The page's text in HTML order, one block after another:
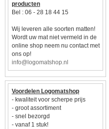
producten
Bel : 06 - 28 18 44 15
Wij leveren alle soorten matten!
Wordt uw mat niet vermeld in de
online shop neem nu contact met
ons op!
info@logomatshop.nl
Voordelen Logomatshop
- kwaliteit voor scherpe prijs
- groot assortiment
- snel bezorgd
- vanaf 1 stuk!